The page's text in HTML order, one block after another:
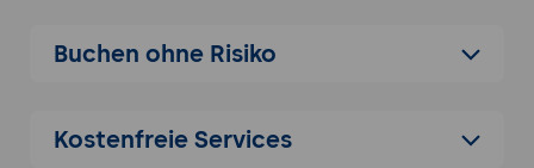
Abhängigkeit in ein Java-Projekt
grundlegende Projektstruktur vorbereiten
Buchen ohne Risiko
Kostenfreie Services